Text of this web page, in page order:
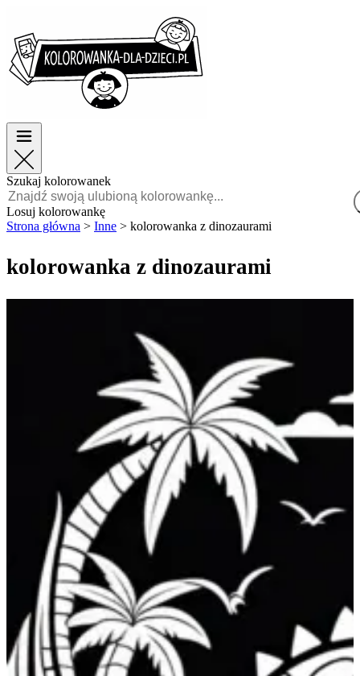
TOP kategorie
Dla chłopców
Dla dziewczynek
Polski
POLSKI
FRANÇAIS
TOP kategorie
Dla chłopców
Dla dziewczynek
Szukaj kolorowanek
Losuj kolorowankę
Strona główna > Inne > kolorowanka z dinozaurami
kolorowanka z dinozaurami